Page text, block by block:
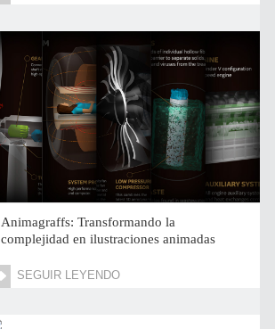
Animagraffs: Transformando la
complejidad en ilustraciones animadas
SEGUIR LEYENDO